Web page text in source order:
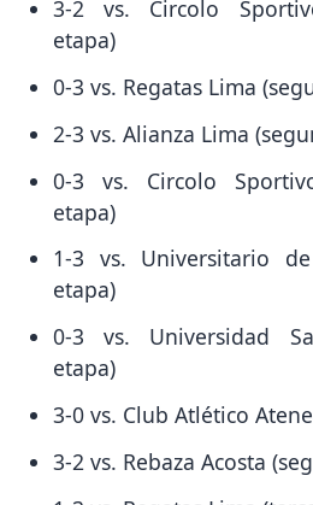
3-2 vs. Circolo
etapa)
0-3 vs. Regatas Lima
2-3 vs. Alianza Lima
0-3 vs. Circolo
etapa)
1-3 vs. Universitario
etapa)
0-3 vs. Universidad
etapa)
3-0 vs. Club Atlético
3-2 vs. Rebaza Acosta